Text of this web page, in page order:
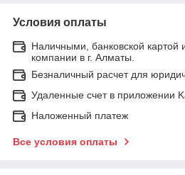
Условия оплаты
Наличными, банковской картой
компании в г. Алматы.
Безналичный расчет для
Удаленные счет в приложении
Наложенный платеж
Все условия оплаты